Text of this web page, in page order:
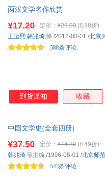
两汉文学名作欣赏
¥17.20 定价： ¥25.00 (6.88折)
588条评论
王运熙,韩兆琦,等 /2012-08-01 /北京
到货通知 收藏
中国文学史(全套四册)
¥37.50 定价： ¥44.20 (8.49折)
543条评论
韩兆琦 等主编 /1996-05-01 /北京师